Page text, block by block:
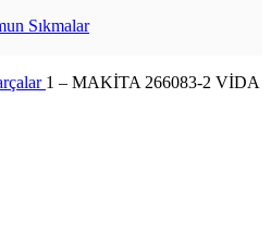
Sıkmalar
1 – MAKİTA 266083-2 VİDA